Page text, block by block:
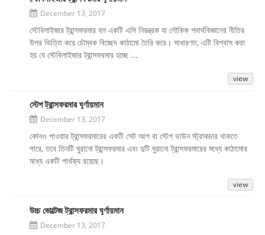
December 13, 2017
স্টেবিলাইজার ট্রান্সফরমার হল একটি এসি নিয়ন্ত্রক যা লৌকিক পদার্থবিজ্ঞানের নীতির
উপর ভিত্তি করে চৌম্বক বিচ্ছেদ কাঠামো তৈরি করে। সাধারণত, এটি বিশ্বাস করা
হয় যে স্টেবিলাইজার ট্রান্সফরমার হচ্ছে ...
view
স্টেপ ট্রান্সফরমার ঘূর্ণায়মান
December 13, 2017
কোনও পাওয়ার ট্রান্সফরমারের একটি সেট আপ বা স্টেপ ডাউন স্ট্রাকচার থাকতে
পারে, তবে তিনটি ঘুরানো ট্রান্সফরমার এবং দুটি ঘুরানো ট্রান্সফরমারের মধ্যে কাঠামোর
মধ্যে একটি পার্থক্য রয়েছে।
view
উচ্চ ভোল্টেজ ট্রান্সফরমার ঘূর্ণায়মান
December 13, 2017